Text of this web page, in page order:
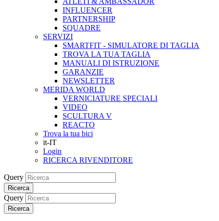
INFLUENCER
PARTNERSHIP
SQUADRE
SERVIZI
SMARTFIT - SIMULATORE DI TAGLIA
TROVA LA TUA TAGLIA
MANUALI DI ISTRUZIONE
GARANZIE
NEWSLETTER
MERIDA WORLD
VERNICIATURE SPECIALI
VIDEO
SCULTURA V
REACTO
Trova la tua bici
it-IT
Login
RICERCA RIVENDITORE
Query
Ricerca
Query
Ricerca